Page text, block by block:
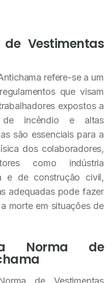
Vestimentas
refere-se a um
que visam
expostos a
de incêndio e altas
são essenciais para a
dos colaboradores,
como indústria
e de construção civil,
adequadas pode fazer
morte em situações de
Norma de
de Vestimentas